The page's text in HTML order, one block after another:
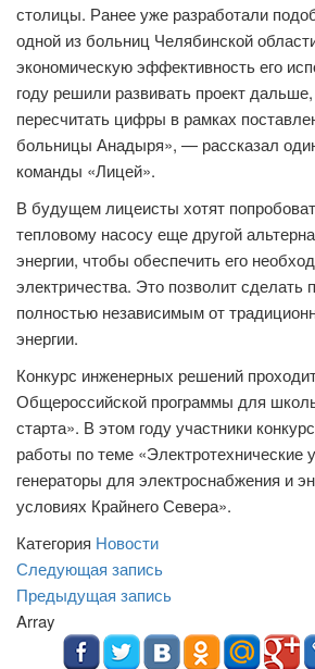
столицы. Ранее уже разработали
одной из больниц Челябинской
экономическую эффективность его
году решили развивать проект
пересчитать цифры в рамках
больницы Анадыря», — рассказал
команды «Лицей».
В будущем лицеисты хотят
тепловому насосу еще другой
энергии, чтобы обеспечить его
электричества. Это позволит сделать
полностью независимым от
энергии.
Конкурс инженерных решений
Общероссийской программы для
старта». В этом году участники
работы по теме «Электротехнические
генераторы для электроснабжения и
условиях Крайнего Севера».
Категория Новости
Навигация
по
записям
Следующая записьСледующая
запись
Предыдущая записьПредыдущая
Array